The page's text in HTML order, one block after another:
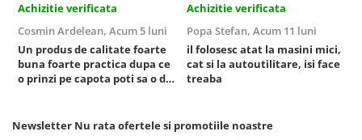
Achizitie verificata
Cosmin Ardelean, Acum 5 luni
Un produs de calitate foarte
buna foarte practica dupa ce
o prinzi pe capota poti sa o dai
puternica si de la baterie care
Achizitie verificata
Popa Stefan, Acum 11 luni
il folosesc atat la masini mici,
cat si la autoutilitare, isi face
treaba
Newsletter Nu rata ofertele si promotiile noastre